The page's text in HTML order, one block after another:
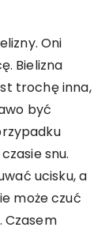
Oni
Bielizna
trochę inna,
być
snu.
ucisku, a
może czuć
Czasem